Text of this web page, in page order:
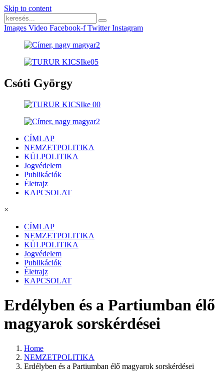
Skip to content
Images Video Facebook-f Twitter Instagram
Csóti György
CÍMLAP
NEMZETPOLITIKA
KÜLPOLITIKA
Jogvédelem
Publikációk
Életrajz
KAPCSOLAT
×
CÍMLAP
NEMZETPOLITIKA
KÜLPOLITIKA
Jogvédelem
Publikációk
Életrajz
KAPCSOLAT
Erdélyben és a Partiumban élő
magyarok sorskérdései
Home
NEMZETPOLITIKA
Erdélyben és a Partiumban élő magyarok sorskérdései